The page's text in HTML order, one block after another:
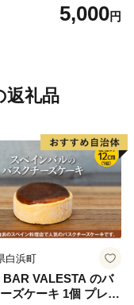
5,000円
返礼品
白浜町
BAR VALESTA のバ
ズケーキ 1個 プレー